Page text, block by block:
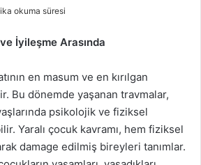
okuma süresi
İyileşme Arasında
en masum ve en kırılgan
Bu dönemde yaşanan travmalar,
psikolojik ve fiziksel
Yaralı çocuk kavramı, hem fiziksel
damage edilmiş bireyleri tanımlar.